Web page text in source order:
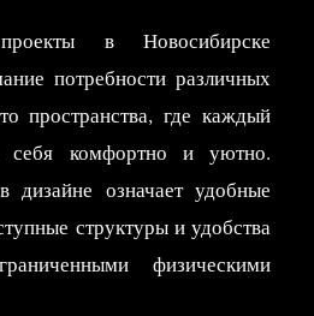
не только высокой
но и стильным дизайном. В
дизайн играет все более
жизни,
стремятся создать
удобные пространства для
проекты в Новосибирске
потребности различных
пространства, где каждый
себя комфортно и уютно.
дизайне означает удобные
структуры и удобства
физическими